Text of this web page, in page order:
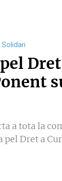
a tota la
Dret a